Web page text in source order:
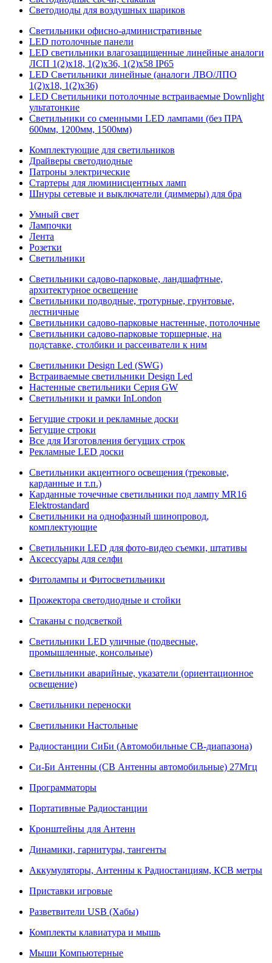
Светодиоды для воздушных шариков
Светильники офисно-административные
LED потолочные панели
LED светильники влагозащищенные линейные аналоги
ЛСП 1(2)х18, 1(2)х36, 1(2)х58 IP65
LED Светильники линейные (аналоги ЛВО/ЛПО
1(2)х18, 1(2)х36)
LED Светильники потолочные встраиваемые Downlight
ультатонкие
Светильники со сменными LED лампами (без ПРА
600мм, 1200мм, 1500мм)
Комплектующие для светильников
Драйверы светодиодные
Патроны электрические
Стартеры для люминисцентных ламп
Шнуры сетевые и выключатели (диммеры) для бра
Умный свет
Лампочки
Лента
Розетки
Светильники
Светильники садово-парковые, ландшафтные,
архитектурное освещение
Светильники подводные, тротурные, грунтовые,
лестничные
Светильники садово-парковые настенные, потолочные
Светильники садово-парковые торшерные, на
подставке, столбики и рассеиватели к ним
Светильники Design Led (SWG)
Встраиваемые светильники Design Led
Настенные светильники Серия GW
Светильники и рамки InLondon
Бегущие строки и рекламные доски
Бегущие строки
Все для Изготовления бегущих строк
Рекламные LED доски
Светильники акцентного освещения (трековые,
карданные и т.п.)
Карданные точечные светильники под лампу MR16
Elektrostandard
Светильники на однофазный шинопровод,
комплектующие
Светильники LED для фото-видео съемки, штативы
Аксессуары для селфи
Фитолампы и Фитосветильники
Прожектора светодиодные и стойки
Стаканы с подсветкой
Светильники LED уличные (подвесные,
промышленные, консольные)
Светильники аварийные, указатели (ориентационное
освещение)
Светильники переноски
Светильники Настольные
Радиостанции СиБи (Автомобильные СВ-диапазона)
Си-Би Антенны (СВ Антенны автомобильные) 27Мгц
Программаторы
Портативные Радиостанции
Кронштейны для Антенн
Динамики, гарнитуры, тангенты
Аккумуляторы, Антенны к Радиостанциям, КСВ метры
Приставки игровые
Разветвители USB (Хабы)
Комплекты клавиатура и мышь
Мыши Компьютерные